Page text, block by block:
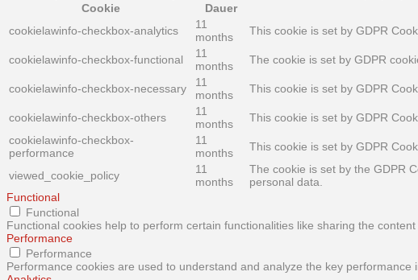
Cookie
Dauer
cookielawinfo-checkbox-analytics
11
months
This cookie is set by GDPR
cookielawinfo-checkbox-functional
11
months
The cookie is set by GDPR
cookielawinfo-checkbox-necessary
11
months
This cookie is set by GDPR
cookielawinfo-checkbox-others
11
months
This cookie is set by GDPR
cookielawinfo-checkbox-
performance
11
months
This cookie is set by GDPR
viewed_cookie_policy
11
months
The cookie is set by the GDPR
personal data.
Functional
Functional
Functional cookies help to perform certain functionalities like sharing the
Performance
Performance
Performance cookies are used to understand and analyze the key